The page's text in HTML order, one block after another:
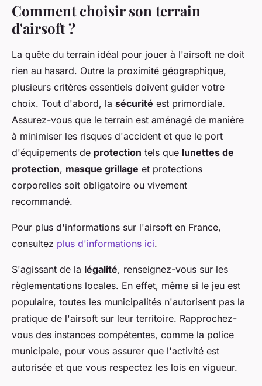
Comment choisir son terrain
d'airsoft ?
La quête du terrain idéal pour jouer à l'airsoft ne doit
rien au hasard. Outre la proximité géographique,
plusieurs critères essentiels doivent guider votre
choix. Tout d'abord, la sécurité est primordiale.
Assurez-vous que le terrain est aménagé de manière
à minimiser les risques d'accident et que le port
d'équipements de protection tels que lunettes de
protection, masque grillage et protections
corporelles soit obligatoire ou vivement
recommandé.
Pour plus d'informations sur l'airsoft en France,
consultez plus d'informations ici.
S'agissant de la légalité, renseignez-vous sur les
règlementations locales. En effet, même si le jeu est
populaire, toutes les municipalités n'autorisent pas la
pratique de l'airsoft sur leur territoire. Rapprochez-
vous des instances compétentes, comme la police
municipale, pour vous assurer que l'activité est
autorisée et que vous respectez les lois en vigueur.